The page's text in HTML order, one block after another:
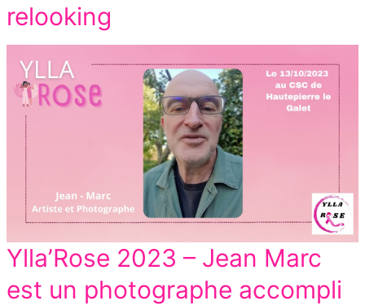
relooking
Ylla’Rose 2023 – Jean Marc
est un photographe accompli